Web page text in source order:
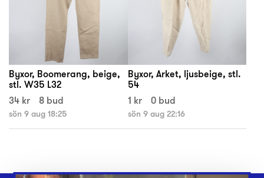
Byxor, Boomerang, beige,
stl. W35 L32
34 kr
8 bud
sön 9 aug 18:25
Byxor, Arket, ljusbeige, stl.
54
1 kr
0 bud
sön 9 aug 22:16